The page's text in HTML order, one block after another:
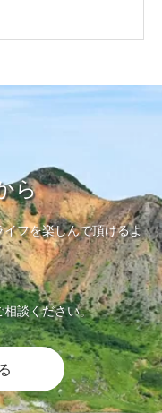
ら
フを楽しんで頂けるよ
談ください。